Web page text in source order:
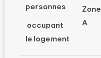
personnes
occupant
le logement
Zone
A